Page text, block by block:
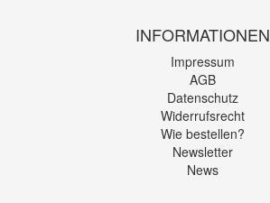
INFORMATIONEN
Impressum
AGB
Datenschutz
Widerrufsrecht
Wie bestellen?
Newsletter
News